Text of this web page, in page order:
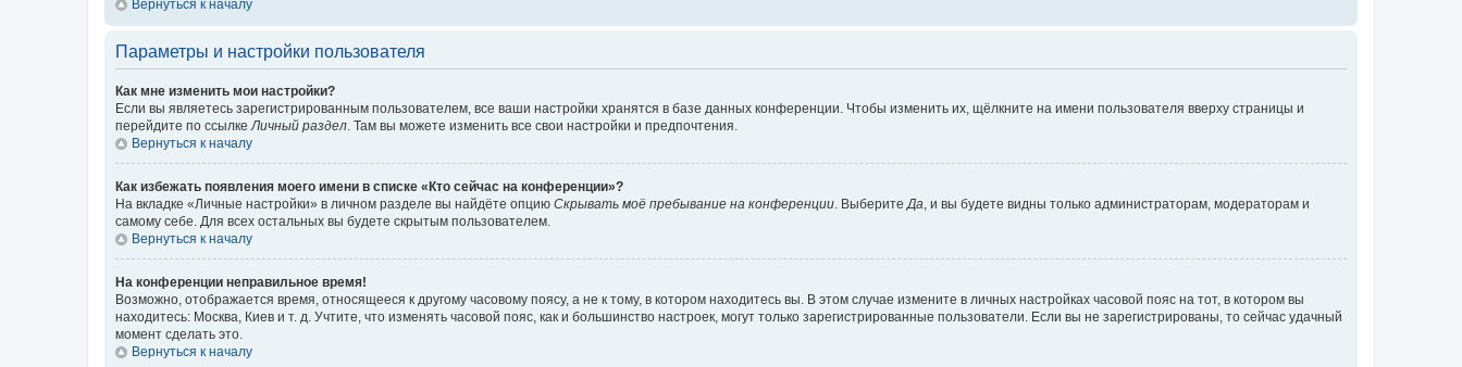
Вернуться к началу
Параметры и настройки пользователя
Как мне изменить мои настройки?
Если вы являетесь зарегистрированным пользователем, все ваши настройки хранятся в базе данных конференции. Чтобы изменить их, щёлкните на имени пользователя вверху страницы и
перейдите по ссылке Личный раздел . Там вы можете изменить все свои настройки и предпочтения.
Вернуться к началу
Как избежать появления моего имени в списке «Кто сейчас на конференции»?
На вкладке «Личные настройки» в личном разделе вы найдёте опцию Скрывать моё пребывание на конференции . Выберите Да , и вы будете видны только администраторам, модераторам и
самому себе. Для всех остальных вы будете скрытым пользователем.
Вернуться к началу
На конференции неправильное время!
Возможно, отображается время, относящееся к другому часовому поясу, а не к тому, в котором находитесь вы. В этом случае измените в личных настройках часовой пояс на тот, в котором вы
находитесь: Москва, Киев и т. д. Учтите, что изменять часовой пояс, как и большинство настроек, могут только зарегистрированные пользователи. Если вы не зарегистрированы, то сейчас удачный
момент сделать это.
Вернуться к началу